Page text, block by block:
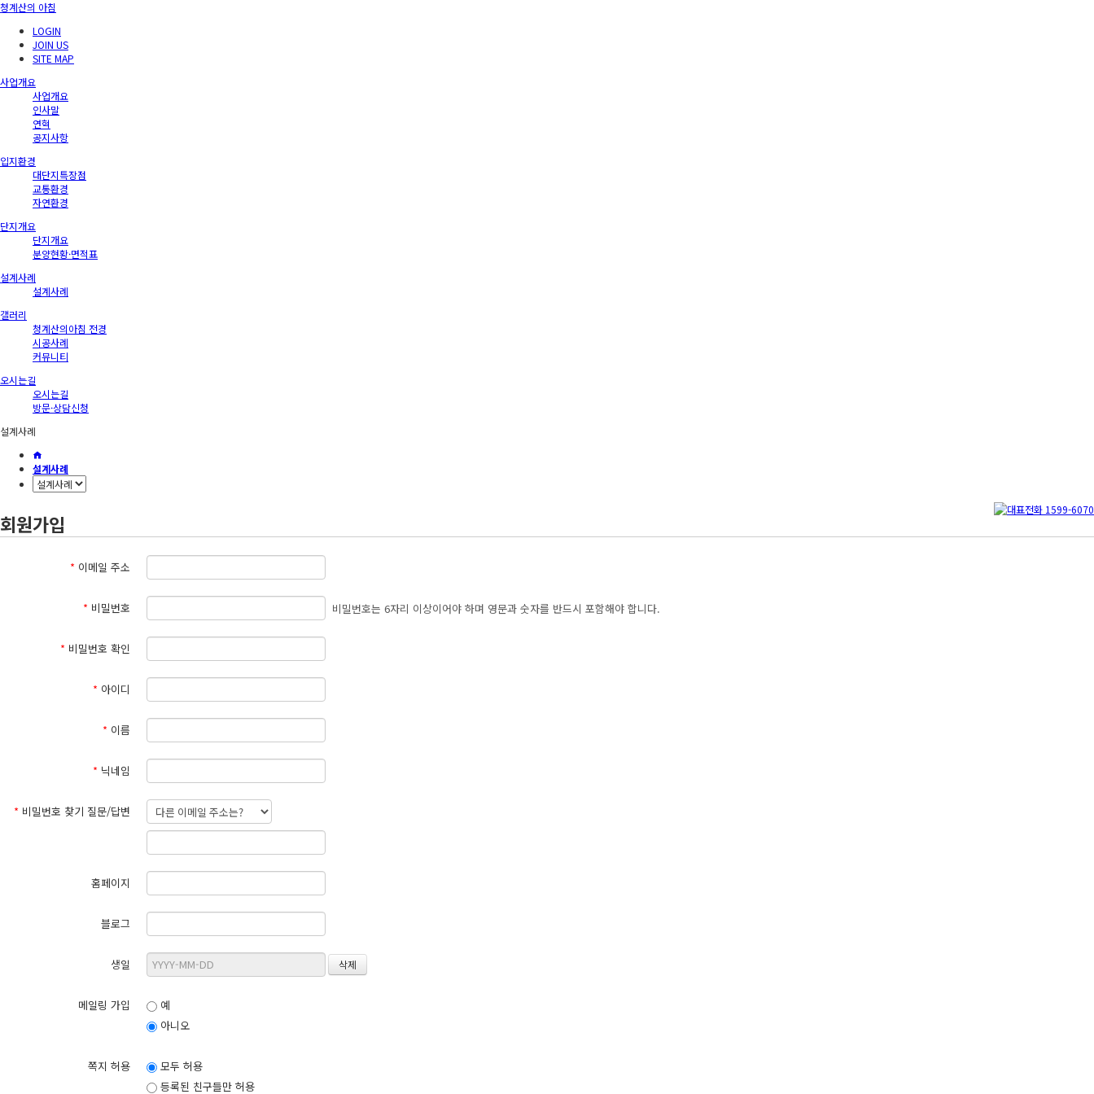
청계산의 아침
LOGIN
JOIN US
SITE MAP
사업개요
사업개요
인사말
연혁
공지사항
입지환경
대단지특장점
교통환경
자연환경
단지개요
단지개요
분양현황·면적표
설계사례
설계사례
갤러리
청계산의아침 전경
시공사례
커뮤니티
오시는길
오시는길
방문·상담신청
설계사례
설계사례
회원가입
* 이메일 주소
* 비밀번호 비밀번호는 6자리 이상이어야 하며 영문과 숫자를 반드시 포함해야 합니다.
* 비밀번호 확인
* 아이디
* 이름
* 닉네임
* 비밀번호 찾기 질문/답변
홈페이지
블로그
생일
메일링 가입
예
아니오
쪽지 허용
모두 허용
등록된 친구들만 허용